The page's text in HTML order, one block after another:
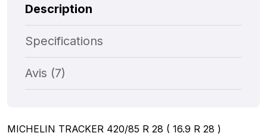
Description
Specifications
Avis (7)
MICHELIN TRACKER 420/85 R 28 ( 16.9 R 28 )